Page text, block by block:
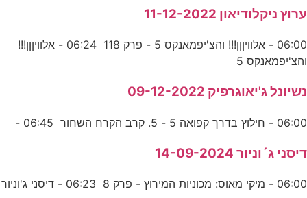
ערוץ ניקלודיאון 11-12-2022
06:00 - אלוויןןן!!! והצ'יפמאנקס 5 - פרק 118 06:24 - אלוויןןן!!!
והצ'יפמאנקס 5
נשיונל ג'יאוגרפיק 09-12-2022
06:00 - חילוץ בדרך קפואה 5 - 5. קרב הקרח השחור 06:45 -
דיסני ג´וניור 14-09-2024
06:00 - מיקי מאוס: מכוניות המירוץ - פרק 8 06:23 - דיסני ג'וניור